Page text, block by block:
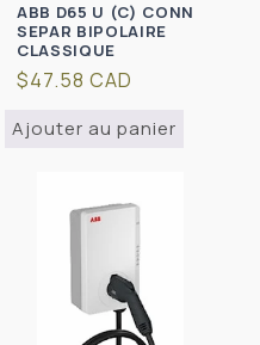
ABB D65 U (C) CONN
SEPAR BIPOLAIRE
CLASSIQUE
Prix
$47.58 CAD
Ajouter au panier